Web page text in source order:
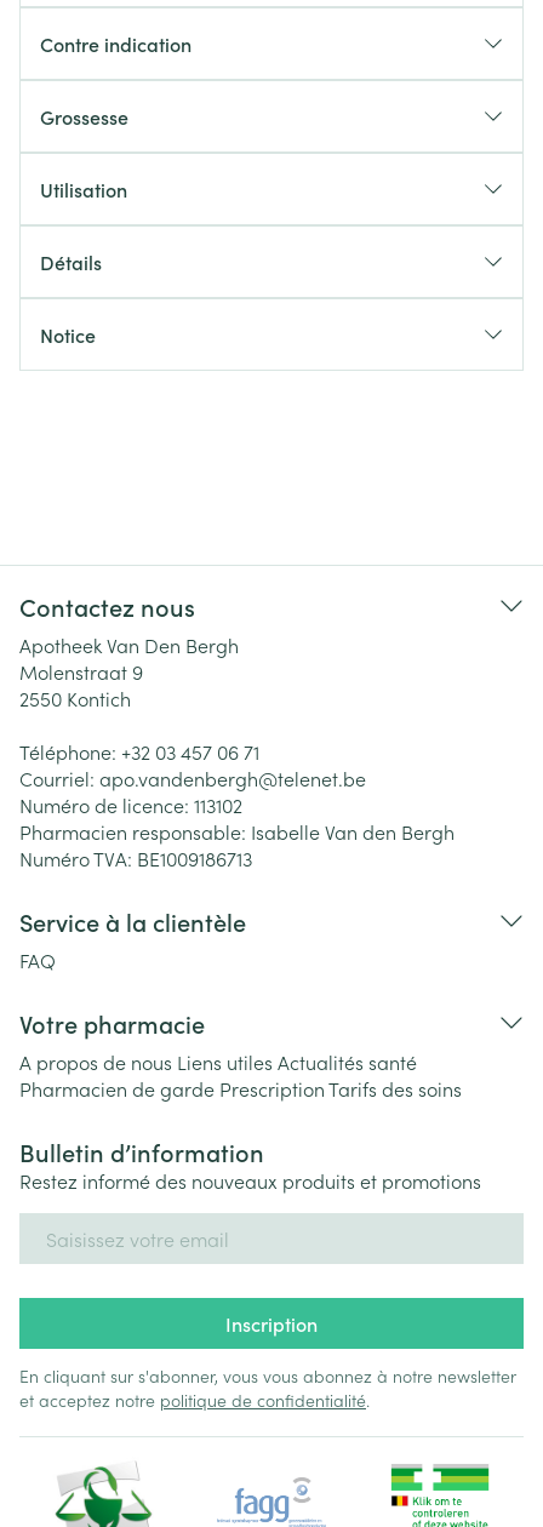
Contre indication
Grossesse
Utilisation
Détails
Notice
Contactez nous
Apotheek Van Den Bergh
Molenstraat 9
2550 Kontich
Téléphone: +32 03 457 06 71
Courriel: apo.vandenbergh@telenet.be
Numéro de licence: 113102
Pharmacien responsable: Isabelle Van den Bergh
Numéro TVA: BE1009186713
Service à la clientèle
FAQ
Votre pharmacie
A propos de nous Liens utiles Actualités santé
Pharmacien de garde PrescriptionTarifs des soins
Bulletin d’information
Restez informé des nouveaux produits et promotions
Inscription
En cliquant sur s'abonner, vous vous abonnez à notre newsletter
et acceptez notre politique de confidentialité.